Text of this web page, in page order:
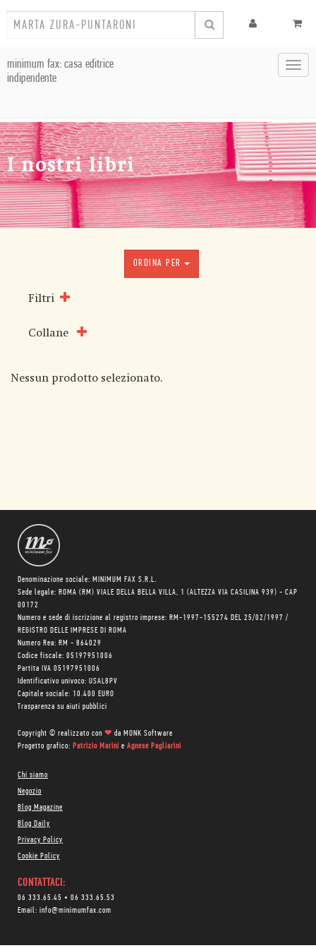
minimum fax: casa editrice
indipendente
I nostri libri
ORDINA PER
Filtri
Collane
Nessun prodotto selezionato.
Denominazione sociale: MINIMUM FAX S.R.L.
Sede legale: ROMA (RM) VIALE DELLA BELLA VILLA, 1 (ALTEZZA VIA CASILINA 939) - CAP
00172
Numero e sede di iscrizione al registro imprese: RM-1997-155274 DEL 25/02/1997 /
REGISTRO DELLE IMPRESE DI ROMA
Numero Rea: RM - 864029
Codice fiscale: 05197951006
Partita IVA 05197951006
Identificativo univoco: USAL8PV
Capitale sociale: 10.400 EURO
Trasparenza su aiuti pubblici
Copyright © realizzato con ❤ da MONK Software
Progetto grafico: Patrizio Marini e Agnese Pagliarini
Chi siamo
Negozio
Blog Magazine
Blog Daily
Privacy Policy
Cookie Policy
CONTATTACI:
06 333.65.45 • 06 333.65.53
Email: info@minimumfax.com